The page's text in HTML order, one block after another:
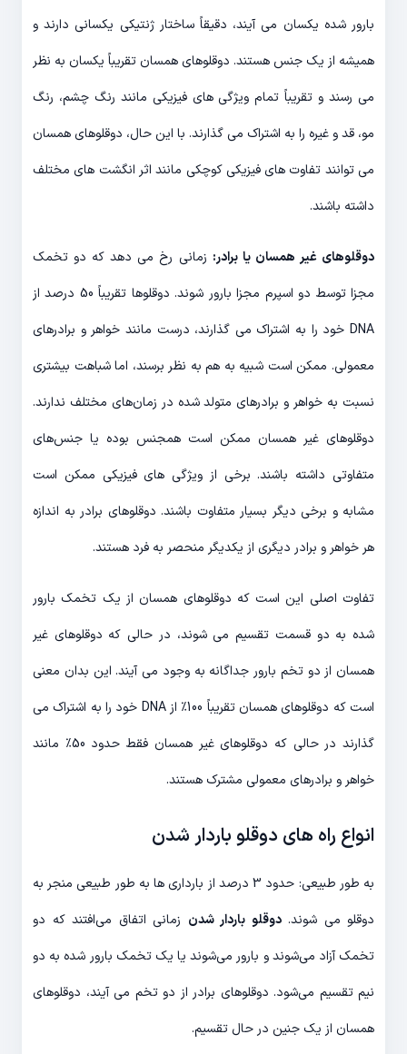
بارور شده یکسان می آیند، دقیقاً ساختار ژنتیکی یکسانی دارند و
همیشه از یک جنس هستند. دوقلوهای همسان تقریباً یکسان به نظر
می رسند و تقریباً تمام ویژگی های فیزیکی مانند رنگ چشم، رنگ
مو، قد و غیره را به اشتراک می گذارند. با این حال، دوقلوهای همسان
می توانند تفاوت های فیزیکی کوچکی مانند اثر انگشت های مختلف
داشته باشند.
دوقلوهای غیر همسان یا برادر: زمانی رخ می دهد که دو تخمک
مجزا توسط دو اسپرم مجزا بارور شوند. دوقلوها تقریباً 50 درصد از
DNA خود را به اشتراک می گذارند، درست مانند خواهر و برادرهای
معمولی. ممکن است شبیه به هم به نظر برسند، اما شباهت بیشتری
نسبت به خواهر و برادرهای متولد شده در زمان‌های مختلف ندارند.
دوقلوهای غیر همسان ممکن است همجنس بوده یا جنس‌های
متفاوتی داشته باشند. برخی از ویژگی های فیزیکی ممکن است
مشابه و برخی دیگر بسیار متفاوت باشند. دوقلوهای برادر به اندازه
هر خواهر و برادر دیگری از یکدیگر منحصر به فرد هستند.
تفاوت اصلی این است که دوقلوهای همسان از یک تخمک بارور
شده به دو قسمت تقسیم می شوند، در حالی که دوقلوهای غیر
همسان از دو تخم بارور جداگانه به وجود می آیند. این بدان معنی
است که دوقلوهای همسان تقریباً 100٪ از DNA خود را به اشتراک می
گذارند در حالی که دوقلوهای غیر همسان فقط حدود 50٪ مانند
خواهر و برادرهای معمولی مشترک هستند.
انواع راه های دوقلو باردار شدن
به طور طبیعی: حدود 3 درصد از بارداری ها به طور طبیعی منجر به
دوقلو می شوند.دوقلو باردار شدن زمانی اتفاق می‌افتند که دو
تخمک آزاد می‌شوند و بارور می‌شوند یا یک تخمک بارور شده به دو
نیم تقسیم می‌شود. دوقلوهای برادر از دو تخم می آیند، دوقلوهای
همسان از یک جنین در حال تقسیم.